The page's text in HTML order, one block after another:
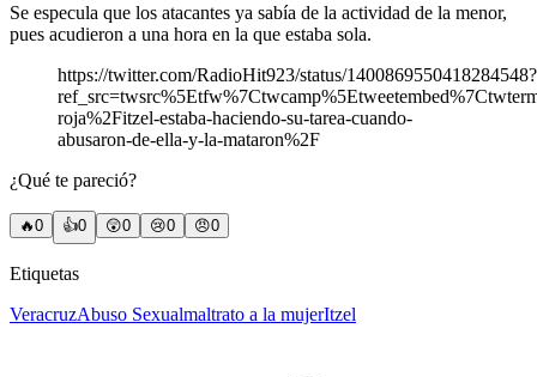
Se especula que los atacantes ya sabía de la actividad de la menor,
pues acudieron a una hora en la que estaba sola.
https://twitter.com/RadioHit923/status/1400869550418284548?
roja%2Fitzel-estaba-haciendo-su-tarea-cuando-
abusaron-de-ella-y-la-mataron%2F
¿Qué te pareció?
🔥0 👍0 😲0 😢0 😠0
Etiquetas
VeracruzAbuso Sexualmaltrato a la mujerItzel